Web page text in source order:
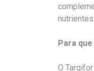
Para
O